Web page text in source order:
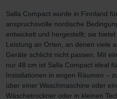
Salla Compact wurde in Finnland für
anspruchsvolle nordische
entwickelt und hergestellt; sie
Leistung an Orten, an denen viele
Geräte schlicht nicht passen. Mit
nur 48 cm ist Salla Compact ideal
Installationen in engen Räumen –
über einer Waschmaschine oder
Wäschetrockner oder in kleinen